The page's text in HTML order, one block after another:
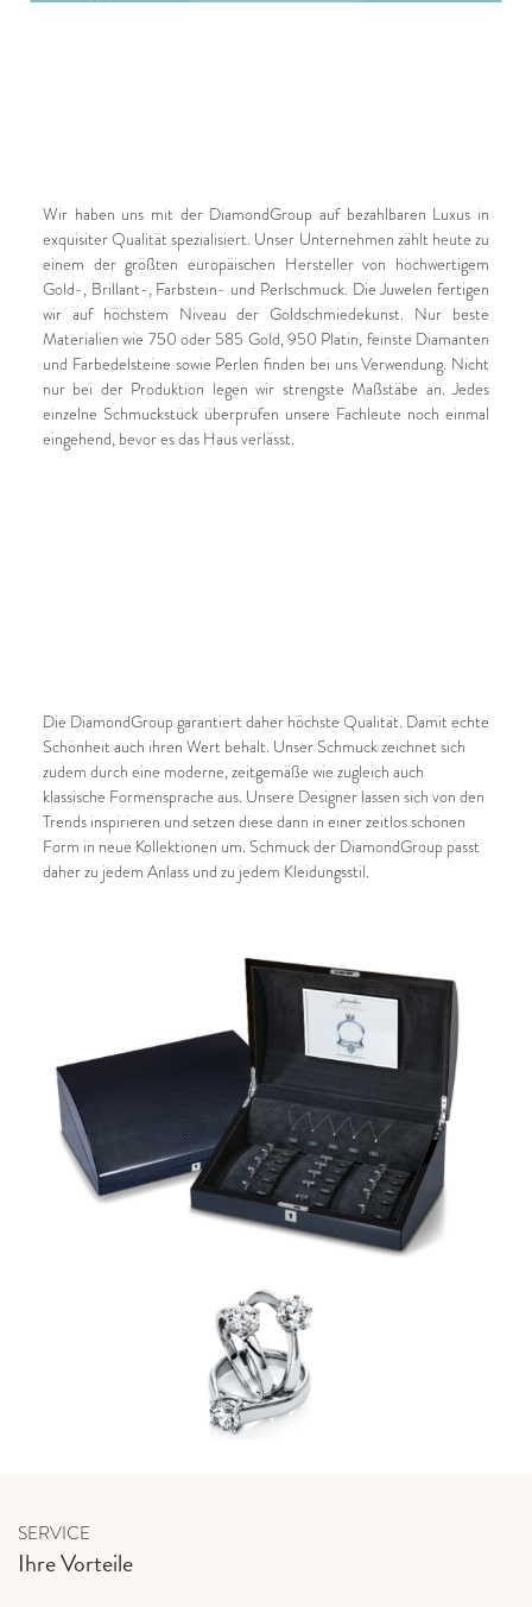
Wir haben uns mit der DiamondGroup auf bezahlbaren Luxus in
exquisiter Qualität spezialisiert. Unser Unternehmen zählt heute zu
einem der größten europäischen Hersteller von hochwertigem
Gold-, Brillant-, Farbstein- und Perlschmuck. Die Juwelen fertigen
wir auf höchstem Niveau der Goldschmiedekunst. Nur beste
Materialien wie 750 oder 585 Gold, 950 Platin, feinste Diamanten
und Farbedelsteine sowie Perlen finden bei uns Verwendung. Nicht
nur bei der Produktion legen wir strengste Maßstäbe an. Jedes
einzelne Schmuckstück überprüfen unsere Fachleute noch einmal
eingehend, bevor es das Haus verlässt.
Die DiamondGroup garantiert daher höchste Qualität. Damit echte
Schönheit auch ihren Wert behält. Unser Schmuck zeichnet sich
zudem durch eine moderne, zeitgemäße wie zugleich auch
klassische Formensprache aus. Unsere Designer lassen sich von den
Trends inspirieren und setzen diese dann in einer zeitlos schönen
Form in neue Kollektionen um. Schmuck der DiamondGroup passt
daher zu jedem Anlass und zu jedem Kleidungsstil.
SERVICE
Ihre Vorteile